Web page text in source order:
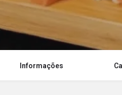
Informações